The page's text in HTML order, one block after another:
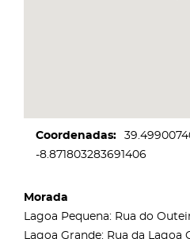
Coordenadas
-8.871803283691406
Morada
Lagoa Pequena: Rua do
Lagoa Grande: Rua da Lagoa